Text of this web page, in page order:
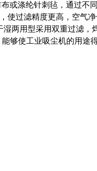
或涤纶针刺毡，通过不
使过滤精度更高，空气
两用型采用双重过滤，
够使工业吸尘机的用途